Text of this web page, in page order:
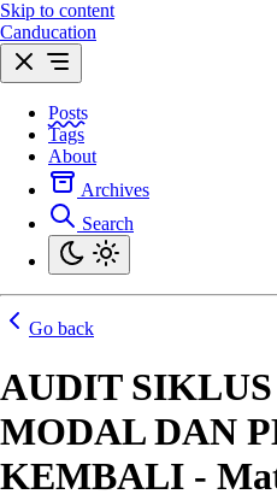
Skip to content
Canducation
Posts
Tags
About
Archives
Search
Go back
AUDIT
MODAL DAN
KEMBALI -